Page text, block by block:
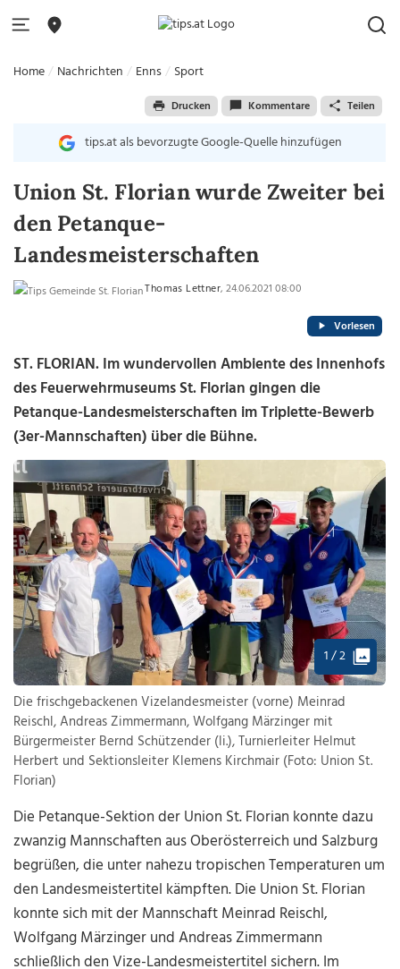
Home Nachrichten Enns Sport
Drucken Kommentare Teilen
tips.at als bevorzugte Google-Quelle hinzufügen
Union St. Florian wurde Zweiter bei
den Petanque-
Landesmeisterschaften
Thomas Lettner, 24.06.2021 08:00
Vorlesen
ST. FLORIAN. Im wundervollen Ambiente des Innenhofs
des Feuerwehrmuseums St. Florian gingen die
Petanque-Landesmeisterschaften im Triplette-Bewerb
(3er-Mannschaften) über die Bühne.
1 / 2
Die frischgebackenen Vizelandesmeister (vorne) Meinrad
Reischl, Andreas Zimmermann, Wolfgang Märzinger mit
Bürgermeister Bernd Schützender (li.), Turnierleiter Helmut
Herbert und Sektionsleiter Klemens Kirchmair (Foto: Union St.
Florian)
Die Petanque-Sektion der Union St. Florian konnte dazu
zwanzig Mannschaften aus Oberösterreich und Salzburg
begrüßen, die unter nahezu tropischen Temperaturen um
den Landesmeistertitel kämpften. Die Union St. Florian
konnte sich mit der Mannschaft Meinrad Reischl,
Wolfgang Märzinger und Andreas Zimmermann
schließlich den Vize-Landesmeistertitel sichern. Im